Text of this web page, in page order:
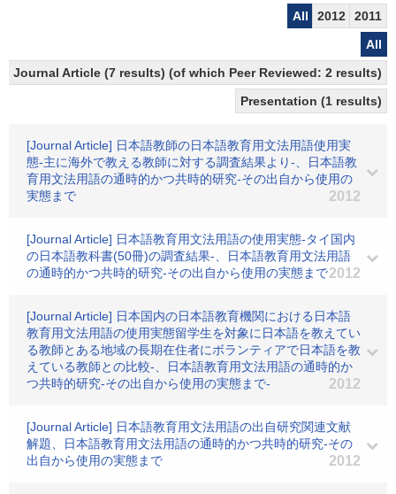
All 2012
2011
All
Journal Article (7 results) (of which Peer Reviewed: 2 results)
Presentation (1 results)
[Journal Article] 日本語教師の日本語教育用文法用語使用実
態-主に海外で教える教師に対する調査結果より-、日本語教
育用文法用語の通時的かつ共時的研究-その出自から使用の
実態まで
2012
[Journal Article] 日本語教育用文法用語の使用実態-タイ国内
の日本語教科書(50冊)の調査結果-、日本語教育用文法用語
の通時的かつ共時的研究-その出自から使用の実態まで2012
[Journal Article] 日本国内の日本語教育機関における日本語
教育用文法用語の使用実態留学生を対象に日本語を教えてい
る教師とある地域の長期在住者にボランティアで日本語を教
えている教師との比較-、日本語教育用文法用語の通時的か
つ共時的研究-その出自から使用の実態まで-
2012
[Journal Article] 日本語教育用文法用語の出自研究関連文献
解題、日本語教育用文法用語の通時的かつ共時的研究-その
出自から使用の実態まで
2012